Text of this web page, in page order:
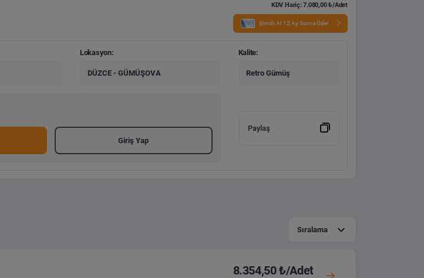
KDV Hariç: 7.080,00 ₺/Adet
Şimdi Al 12 Ay Sonra Öde!
Lokasyon:
DÜZCE - GÜMÜŞOVA
Kalite:
Retro Gümüş
Giriş Yap
Paylaş
Sıralama
8.354,50 ₺/Adet